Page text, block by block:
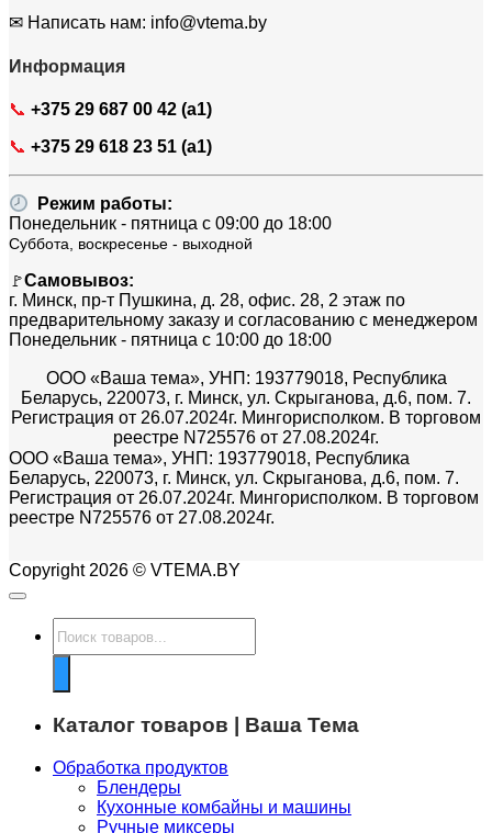
✉ Написать нам: info@vtema.by
Информация
📞 +375 29 687 00 42 (a1)
📞 +375 29 618 23 51 (a1)
Режим работы:
Понедельник - пятница с 09:00 до 18:00
Суббота, воскресенье - выходной
🚩Самовывоз:
г. Минск, пр-т Пушкина, д. 28, офис. 28, 2 этаж по
предварительному заказу и согласованию с менеджером
Понедельник - пятница с 10:00 до 18:00
ООО «Ваша тема», УНП: 193779018, Республика
Беларусь, 220073, г. Минск, ул. Скрыганова, д.6, пом. 7.
Регистрация от 26.07.2024г. Мингорисполком. В торговом
реестре N725576 от 27.08.2024г.
ООО «Ваша тема», УНП: 193779018, Республика
Беларусь, 220073, г. Минск, ул. Скрыганова, д.6, пом. 7.
Регистрация от 26.07.2024г. Мингорисполком. В торговом
реестре N725576 от 27.08.2024г.
Copyright 2026 © VTEMA.BY
товаров
Каталог товаров | Ваша Тема
Обработка продуктов
Блендеры
Кухонные комбайны и машины
Ручные миксеры